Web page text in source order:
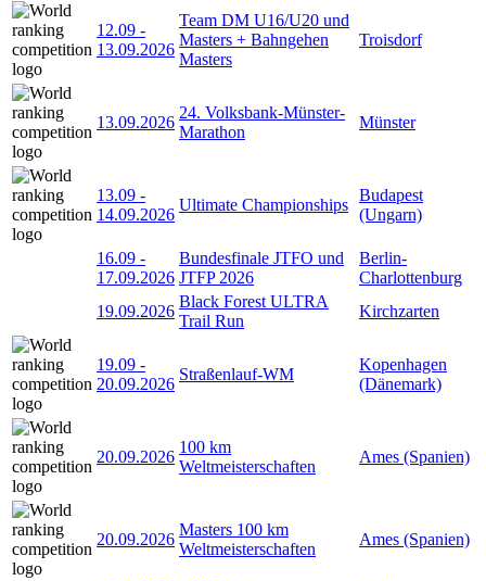
12.09 -
13.09.2026
Team DM U16/U20 und
Masters + Bahngehen
Masters
Troisdorf
13.09.2026
24. Volksbank-Münster-
Marathon
Münster
13.09 -
14.09.2026
Ultimate Championships
Budapest
(Ungarn)
16.09 -
17.09.2026
Bundesfinale JTFO und
JTFP 2026
Berlin-
Charlottenburg
19.09.2026
Black Forest ULTRA
Trail Run
Kirchzarten
19.09 -
20.09.2026
Straßenlauf-WM
Kopenhagen
(Dänemark)
20.09.2026
100 km
Weltmeisterschaften
Ames (Spanien)
20.09.2026
Masters 100 km
Weltmeisterschaften
Ames (Spanien)